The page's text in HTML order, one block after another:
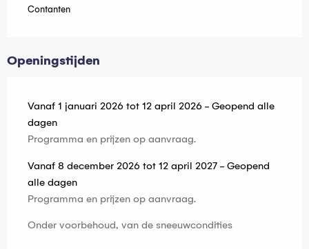
Contanten
Openingstijden
Vanaf 1 januari 2026 tot 12 april 2026 - Geopend alle
dagen
Programma en prijzen op aanvraag.
Vanaf 8 december 2026 tot 12 april 2027 - Geopend
alle dagen
Programma en prijzen op aanvraag.
Onder voorbehoud, van de sneeuwcondities